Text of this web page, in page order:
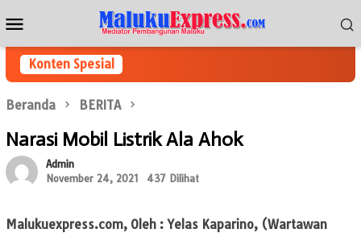
ke
kontenMobile
Konten Spesial
Beranda BERITA
Narasi Mobil Listrik Ala Ahok
Admin
November 24, 2021
437 Dilihat
Malukuexpress.com, Oleh : Yelas Kaparino, (Wartawan